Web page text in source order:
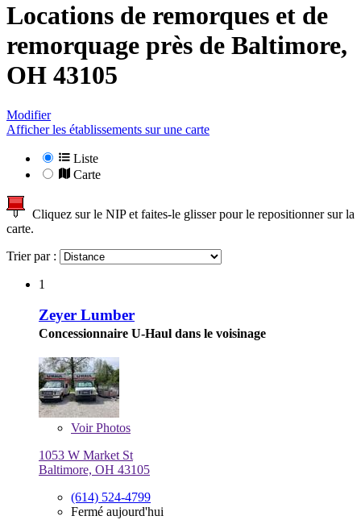
Locations de remorques et de
remorquage près de Baltimore,
OH 43105
Modifier
Afficher les établissements sur une carte
Liste
Carte
Cliquez sur le NIP et faites-le glisser pour le repositionner sur la
carte.
Trier par :
1
Zeyer Lumber
Concessionnaire U-Haul dans le voisinage
VoirPhotos
1053 W Market St
Baltimore, OH 43105
(614) 524-4799
Fermé aujourd'hui